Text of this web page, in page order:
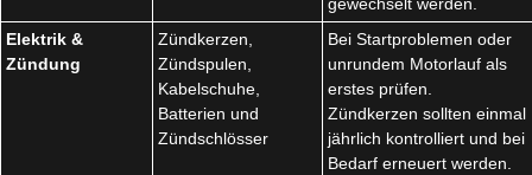
Elektrik &
Zündung
Zündkerzen,
Zündspulen,
Kabelschuhe,
Batterien und
Zündschlösser
Bei Startproblemen oder
unrundem Motorlauf als
erstes prüfen.
Zündkerzen sollten einmal
jährlich kontrolliert und bei
Bedarf erneuert werden.